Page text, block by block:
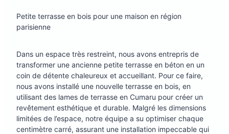
Petite terrasse en bois pour une maison en région
parisienne
Dans un espace très restreint, nous avons entrepris de
transformer une ancienne petite terrasse en béton en un
coin de détente chaleureux et accueillant. Pour ce faire,
nous avons installé une nouvelle terrasse en bois, en
utilisant des lames de terrasse en Cumaru pour créer un
revêtement esthétique et durable. Malgré les dimensions
limitées de l’espace, notre équipe a su optimiser chaque
centimètre carré, assurant une installation impeccable qui